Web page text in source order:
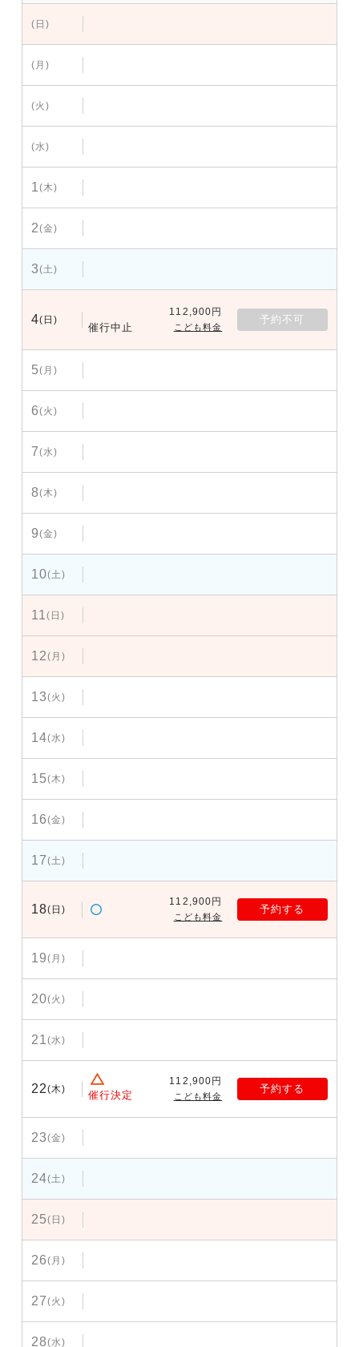
(日)
(月)
(火)
(水)
1(木)
2(金)
3(土)
4(日)
催行中止
112,900円
こども料金
予約不可
5(月)
6(火)
7(水)
8(木)
9(金)
10(土)
11(日)
12(月)
13(火)
14(水)
15(木)
16(金)
17(土)
18(日)
112,900円
こども料金
予約する
19(月)
20(火)
21(水)
22(木) 催行決定
112,900円
こども料金
予約する
23(金)
24(土)
25(日)
26(月)
27(火)
28(水)